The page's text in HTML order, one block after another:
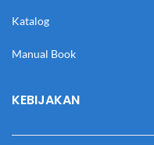
Katalog
Manual Book
KEBIJAKAN